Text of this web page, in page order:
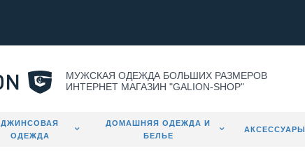
МУЖСКАЯ ОДЕЖДА БОЛЬШИХ РАЗМЕРОВ
ИНТЕРНЕТ МАГАЗИН "GALION-SHOP"
ДЖИНСОВАЯ
ОДЕЖДА
ДОМАШНЯЯ ОДЕЖДА И
БЕЛЬЕ
АКСЕССУАРЫ